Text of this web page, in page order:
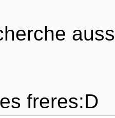
freres:D